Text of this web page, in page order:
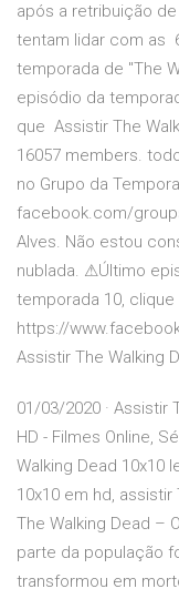
após a retribuição
tentam lidar com as
temporada de "The
episódio da
que Assistir The
16057 members.
no Grupo da
facebook.com/
Alves. Não estou
nublada. ⚠Último
temporada 10, clique
https://
Assistir The Walking
01/03/2020 · Assistir
HD - Filmes Online,
Walking Dead 10x10
10x10 em hd, assistir
The Walking Dead –
parte da população
transformou em